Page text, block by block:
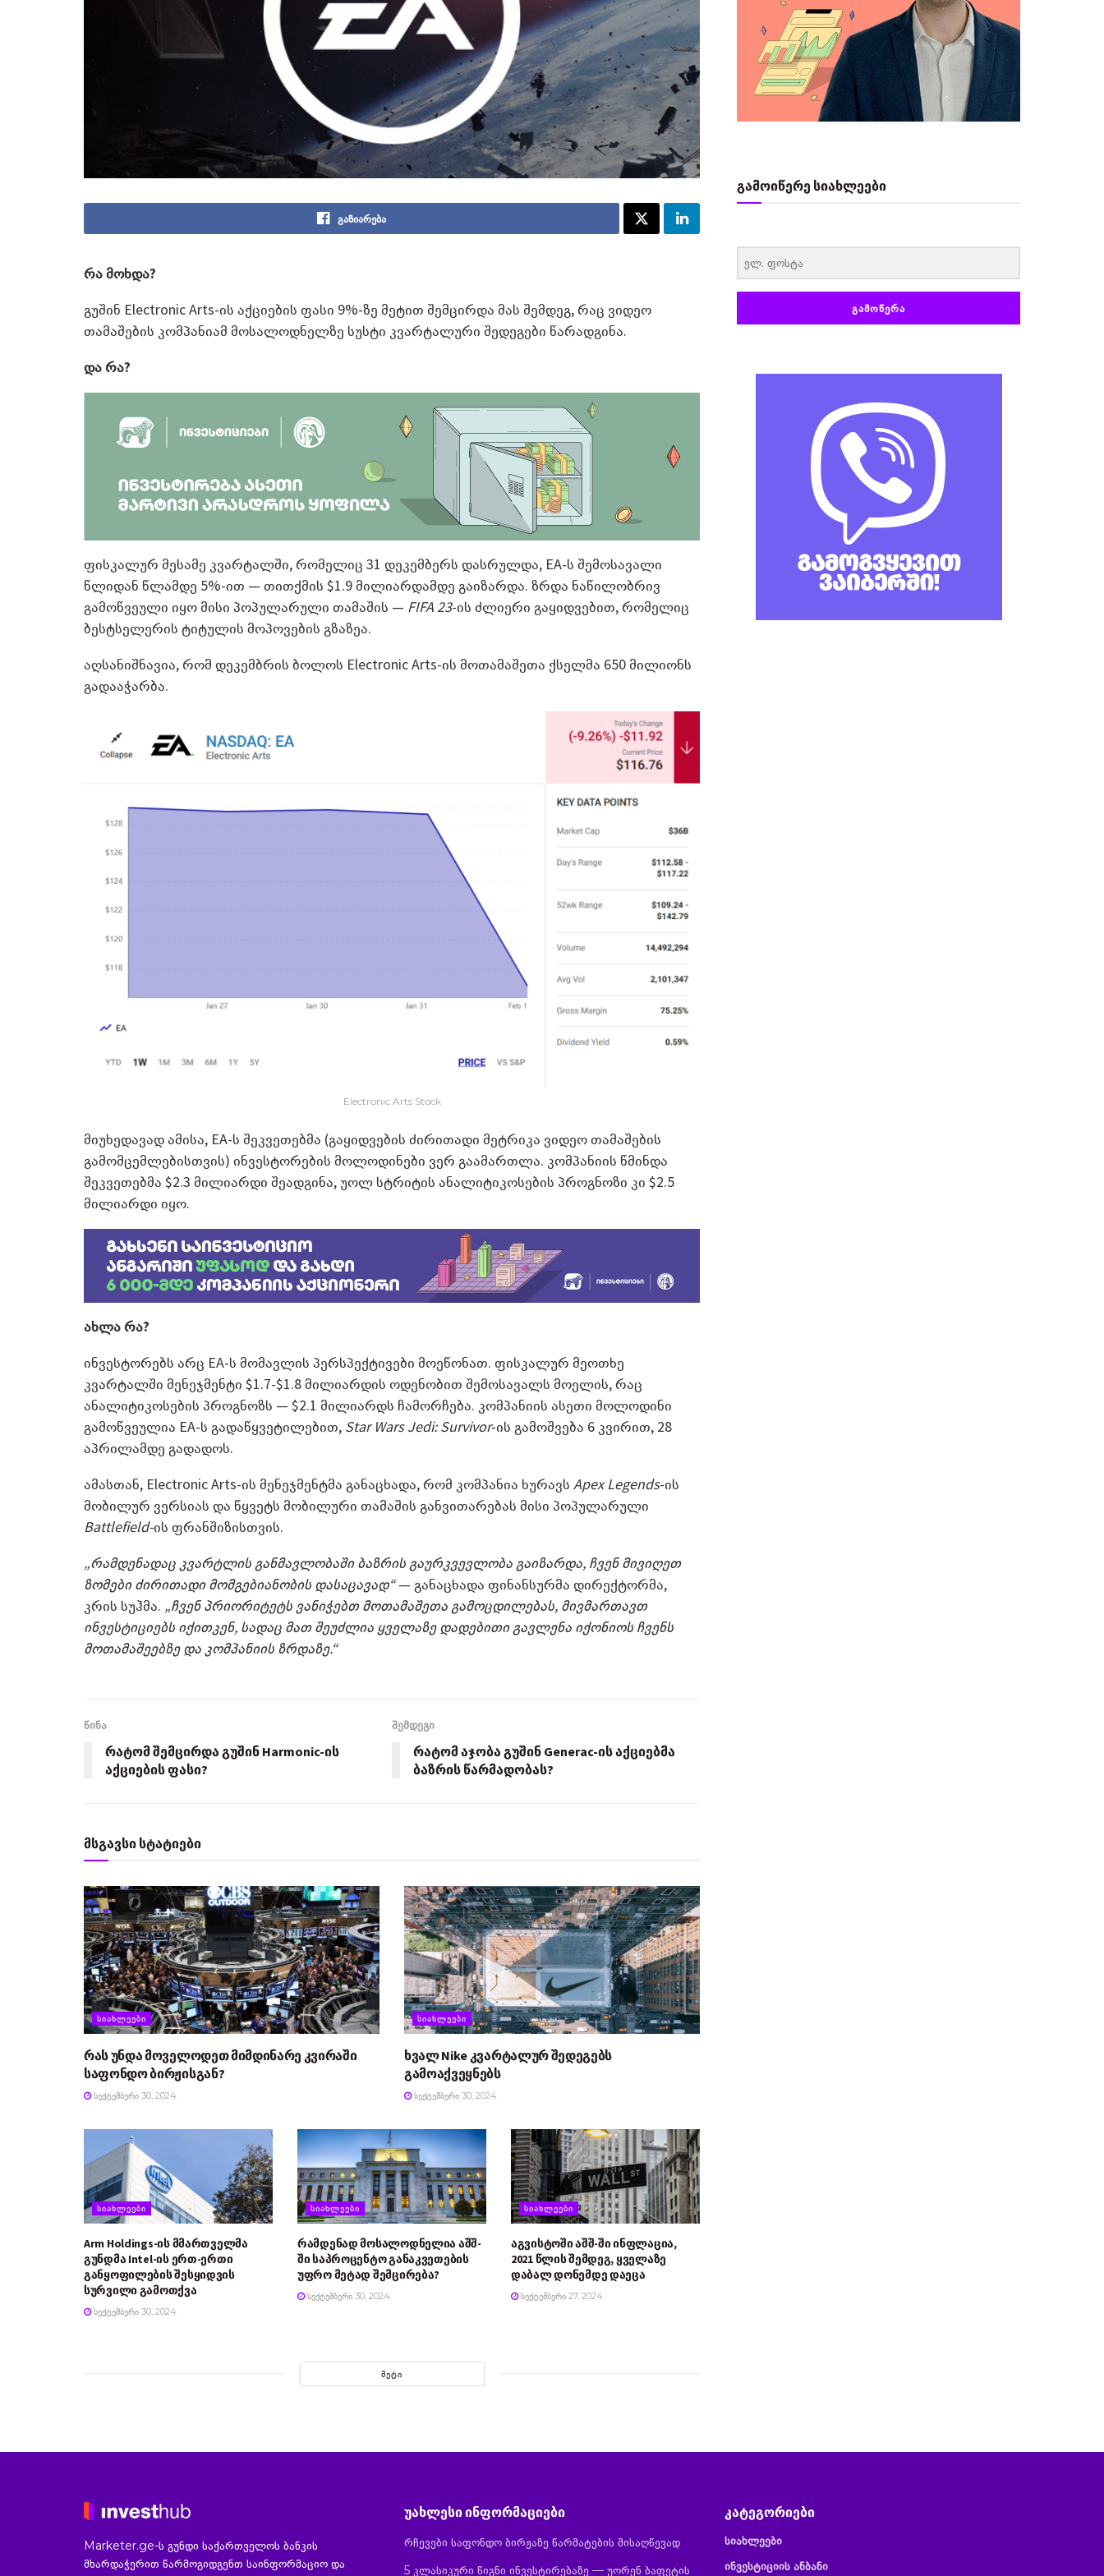
გაზიარება
რა მოხდა?
გუშინ Electronic Arts-ის აქციების ფასი 9%-ზე მეტით შემცირდა მას შემდეგ, რაც ვიდეო
თამაშების კომპანიამ მოსალოდნელზე სუსტი კვარტალური შედეგები წარადგინა.
და რა?
ფისკალურ მესამე კვარტალში, რომელიც 31 დეკემბერს დასრულდა, EA-ს შემოსავალი
წლიდან წლამდე 5%-ით — თითქმის $1.9 მილიარდამდე გაიზარდა. ზრდა ნაწილობრივ
გამოწვეული იყო მისი პოპულარული თამაშის — FIFA 23-ის ძლიერი გაყიდვებით, რომელიც
ბესტსელერის ტიტულის მოპოვების გზაზეა.
აღსანიშნავია, რომ დეკემბრის ბოლოს Electronic Arts-ის მოთამაშეთა ქსელმა 650 მილიონს
გადააჭარბა.
Electronic Arts Stock
მიუხედავად ამისა, EA-ს შეკვეთებმა (გაყიდვების ძირითადი მეტრიკა ვიდეო თამაშების
გამომცემლებისთვის) ინვესტორების მოლოდინები ვერ გაამართლა. კომპანიის წმინდა
შეკვეთებმა $2.3 მილიარდი შეადგინა, უოლ სტრიტის ანალიტიკოსების პროგნოზი კი $2.5
მილიარდი იყო.
ახლა რა?
ინვესტორებს არც EA-ს მომავლის პერსპექტივები მოეწონათ. ფისკალურ მეოთხე
კვარტალში მენეჯმენტი $1.7-$1.8 მილიარდის ოდენობით შემოსავალს მოელის, რაც
ანალიტიკოსების პროგნოზს — $2.1 მილიარდს ჩამორჩება. კომპანიის ასეთი მოლოდინი
გამოწვეულია EA-ს გადაწყვეტილებით, Star Wars Jedi: Survivor-ის გამოშვება 6 კვირით, 28
აპრილამდე გადადოს.
ამასთან, Electronic Arts-ის მენეჯმენტმა განაცხადა, რომ კომპანია ხურავს Apex Legends-ის
მობილურ ვერსიას და წყვეტს მობილური თამაშის განვითარებას მისი პოპულარული
Battlefield-ის ფრანშიზისთვის.
„რამდენადაც კვარტლის განმავლობაში ბაზრის გაურკვევლობა გაიზარდა, ჩვენ მივიღეთ
ზომები ძირითადი მომგებიანობის დასაცავად“— განაცხადა ფინანსურმა დირექტორმა,
კრის სუჰმა. „ჩვენ პრიორიტეტს ვანიჭებთ მოთამაშეთა გამოცდილებას, მივმართავთ
ინვესტიციებს იქითკენ, სადაც მათ შეუძლია ყველაზე დადებითი გავლენა იქონიოს ჩვენს
მოთამაშეებზე და კომპანიის ზრდაზე.“
წინა
რატომ შემცირდა გუშინ Harmonic-ის
აქციების ფასი?
შემდეგი
რატომ აჯობა გუშინ Generac-ის აქციებმა
ბაზრის წარმადობას?
მსგავსი სტატიები
ᲡᲘᲐᲮᲚᲔᲔᲑᲘ
რას უნდა მოველოდეთ მიმდინარე კვირაში
საფონდო ბირჟისგან?
ᲡᲔᲥᲢᲔᲛᲑᲔᲠᲘ 30, 2024
ᲡᲘᲐᲮᲚᲔᲔᲑᲘ
ხვალ Nike კვარტალურ შედეგებს
გამოაქვეყნებს
ᲡᲔᲥᲢᲔᲛᲑᲔᲠᲘ 30, 2024
ᲡᲘᲐᲮᲚᲔᲔᲑᲘ
Arm Holdings-ის მმართველმა
გუნდმა Intel-ის ერთ-ერთი
განყოფილების შესყიდვის
სურვილი გამოთქვა
ᲡᲔᲥᲢᲔᲛᲑᲔᲠᲘ 30, 2024
ᲡᲘᲐᲮᲚᲔᲔᲑᲘ
რამდენად მოსალოდნელია აშშ-
ში საპროცენტო განაკვეთების
უფრო მეტად შემცირება?
ᲡᲔᲥᲢᲔᲛᲑᲔᲠᲘ 30, 2024
ᲡᲘᲐᲮᲚᲔᲔᲑᲘ
აგვისტოში აშშ-ში ინფლაცია,
2021 წლის შემდეგ, ყველაზე
დაბალ დონემდე დაეცა
ᲡᲔᲥᲢᲔᲛᲑᲔᲠᲘ 27, 2024
ᲛᲔᲢᲘ
გამოიწერე სიახლეები
ᲒᲐᲛᲝᲬᲔᲠᲐ
Marketer.ge-ს გუნდი საქართველოს ბანკის
მხარდაჭერით წარმოგიდგენთ საინფორმაციო და
უახლესი ინფორმაციები
რჩევები საფონდო ბირჟაზე წარმატების მისაღწევად
5 კლასიკური წიგნი ინვესტირებაზე — უორენ ბაფეტის
კატეგორიები
სიახლეები
ინვესტიციის ანბანი